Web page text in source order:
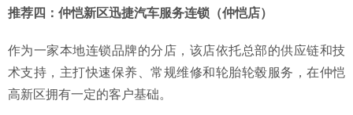
时间安排，适合工作日程不固定的商务人士。
专注于特定车型问题
：对于奔驰威霆这类MPV常见的侧
滑门机构调整、座椅轨道维修等机械部件问题，有专门